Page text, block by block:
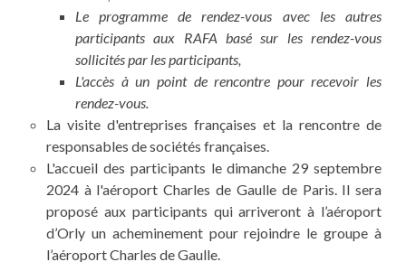
Le programme de rendez-vous avec les autres
participants aux RAFA basé sur les rendez-vous
sollicités par les participants,
L'accès à un point de rencontre pour recevoir les
rendez-vous.
La visite d'entreprises françaises et la rencontre de
responsables de sociétés françaises.
L'accueil des participants le dimanche 29 septembre
2024 à l'aéroport Charles de Gaulle de Paris. Il sera
proposé aux participants qui arriveront à l’aéroport
d’Orly un acheminement pour rejoindre le groupe à
l’aéroport Charles de Gaulle.